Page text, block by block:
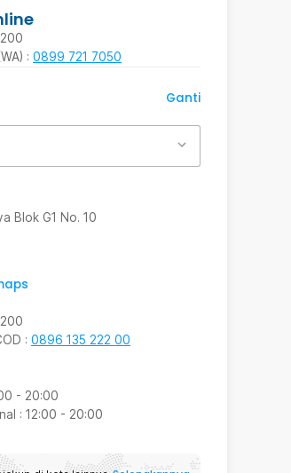
: 0899 721 7050
Ganti
Blok G1 No. 10
: 0896 135 222 00
- 20:00
: 12:00 - 20:00